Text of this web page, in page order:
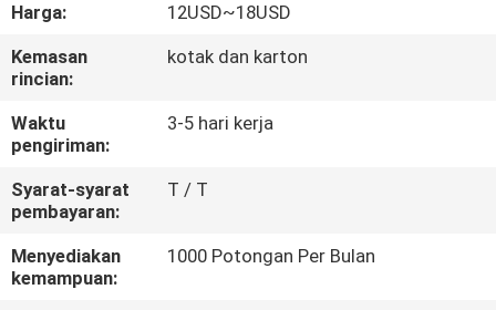
KONTROL
KUALITAS
HUBUNGI
KAMI
PENAWARAN
Harga:
12USD~18USD
Kemasan
rincian:
kotak dan karton
Waktu
pengiriman:
3-5 hari kerja
Syarat-syarat
pembayaran:
T / T
Menyediakan
kemampuan:
1000 Potongan Per Bulan